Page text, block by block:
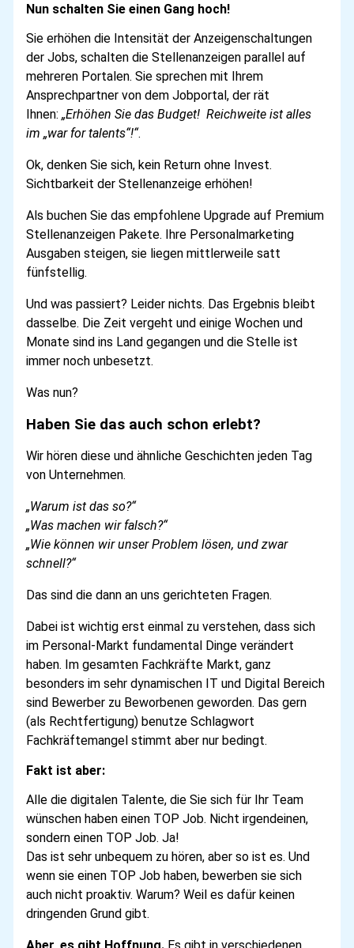
Nun schalten Sie einen Gang hoch!
Sie erhöhen die Intensität der Anzeigenschaltungen
der Jobs, schalten die Stellenanzeigen parallel auf
mehreren Portalen. Sie sprechen mit Ihrem
Ansprechpartner von dem Jobportal, der rät
Ihnen: „Erhöhen Sie das Budget! Reichweite ist alles
im „war for talents“!“.
Ok, denken Sie sich, kein Return ohne Invest.
Sichtbarkeit der Stellenanzeige erhöhen!
Als buchen Sie das empfohlene Upgrade auf Premium
Stellenanzeigen Pakete. Ihre Personalmarketing
Ausgaben steigen, sie liegen mittlerweile satt
fünfstellig.
Und was passiert? Leider nichts. Das Ergebnis bleibt
dasselbe. Die Zeit vergeht und einige Wochen und
Monate sind ins Land gegangen und die Stelle ist
immer noch unbesetzt.
Was nun?
Haben Sie das auch schon erlebt?
Wir hören diese und ähnliche Geschichten jeden Tag
von Unternehmen.
„Warum ist das so?“
„Was machen wir falsch?“
„Wie können wir unser Problem lösen, und zwar
schnell?“
Das sind die dann an uns gerichteten Fragen.
Dabei ist wichtig erst einmal zu verstehen, dass sich
im Personal-Markt fundamental Dinge verändert
haben. Im gesamten Fachkräfte Markt, ganz
besonders im sehr dynamischen IT und Digital Bereich
sind Bewerber zu Beworbenen geworden. Das gern
(als Rechtfertigung) benutze Schlagwort
Fachkräftemangel stimmt aber nur bedingt.
Fakt ist aber:
Alle die digitalen Talente, die Sie sich für Ihr Team
wünschen haben einen TOP Job. Nicht irgendeinen,
sondern einen TOP Job. Ja!
Das ist sehr unbequem zu hören, aber so ist es. Und
wenn sie einen TOP Job haben, bewerben sie sich
auch nicht proaktiv. Warum? Weil es dafür keinen
dringenden Grund gibt.